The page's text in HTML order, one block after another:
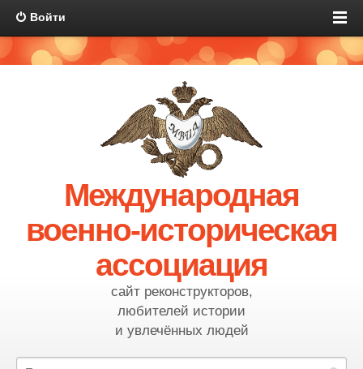
Войти
Международная
военно-историческая
ассоциация
сайт реконструкторов,
любителей истории
и увлечённых людей